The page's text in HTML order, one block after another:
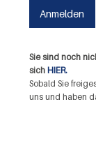
Sie sind noch
sich HIER.
Sobald Sie
uns und haben